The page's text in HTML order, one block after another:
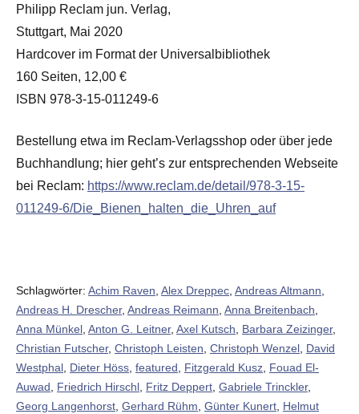
Philipp Reclam jun. Verlag,
Stuttgart, Mai 2020
Hardcover im Format der Universalbibliothek
160 Seiten, 12,00 €
ISBN 978-3-15-011249-6
Bestellung etwa im Reclam-Verlagsshop oder über jede
Buchhandlung; hier geht’s zur entsprechenden Webseite
bei Reclam: https://www.reclam.de/detail/978-3-15-
011249-6/Die_Bienen_halten_die_Uhren_auf
Schlagwörter: Achim Raven Alex Dreppec Andreas Altmann
Andreas H. Drescher, Andreas Reimann Anna Breitenbach
Anna Münkel Anton G. Leitner, Axel Kutsch Barbara Zeizinger,
Christian Futscher, Christoph Leisten Christoph Wenzel David
Westphal Dieter Höss featured Fitzgerald Kusz Fouad El-
Auwad
Friedrich Hirschl Fritz Deppert Gabriele Trinckler,
Georg Langenhorst Gerhard Rühm Günter Kunert Helmut